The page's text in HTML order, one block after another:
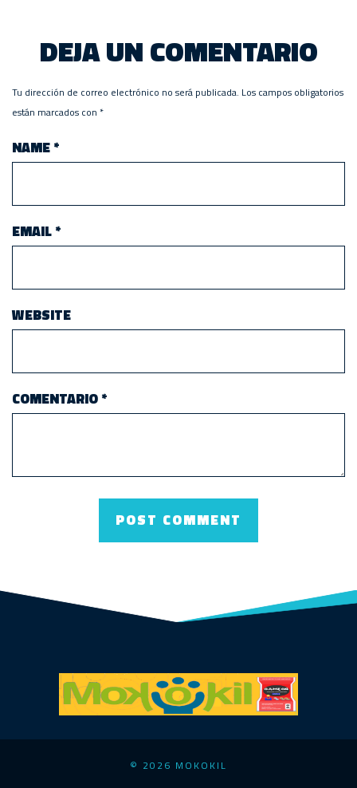
DEJA UN COMENTARIO
Tu dirección de correo electrónico no será publicada. Los campos obligatorios
están marcados con *
NAME*
EMAIL*
WEBSITE
COMENTARIO*
© 2026 MOKOKIL